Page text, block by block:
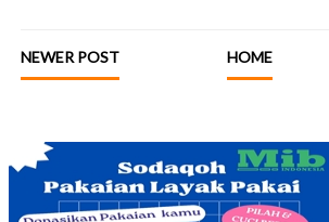
NEWER POST HOME